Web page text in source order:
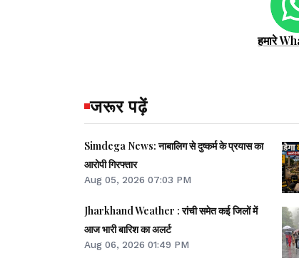
हमारे
जरूर पढ़ें
Simdega News: नाबालिग से दुष्कर्म के प्रयास का
आरोपी गिरफ्तार
Aug 05, 2026 07:03 PM
Jharkhand Weather : रांची समेत कई जिलों में
आज भारी बारिश का अलर्ट
Aug 06, 2026 01:49 PM